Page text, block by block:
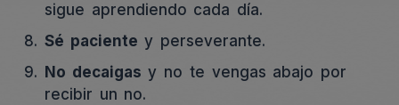
sigue aprendiendo cada día.
Sé paciente y perseverante.
No decaigas y no te vengas abajo por
recibir un no.